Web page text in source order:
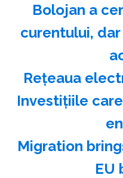
Bolojan a
curentului,
Reţeaua
Investiţiile
Migration
EU